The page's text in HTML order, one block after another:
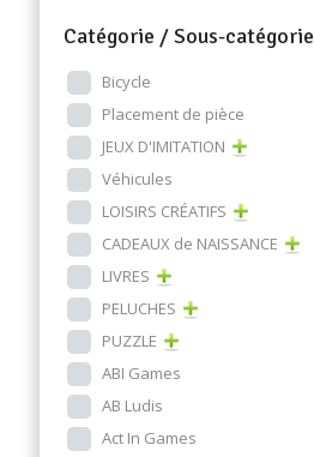
Catégorie / Sous-catégorie
Bicycle
Placement de pièce
JEUX D'IMITATION
Véhicules
LOISIRS CRÉATIFS
CADEAUX de NAISSANCE
LIVRES
PELUCHES
PUZZLE
ABI Games
AB Ludis
Act In Games